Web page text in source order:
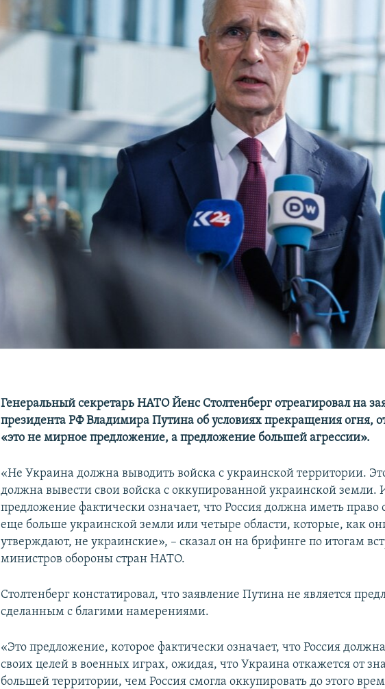
Генеральный секретарь НАТО Йенс Столтенберг отреагировал на
президента РФ Владимира Путина об условиях прекращения огня,
«это не мирное предложение, а предложение большей агрессии».
«Не Украина должна выводить войска с украинской территории.
должна вывести свои войска с оккупированной украинской земли.
предложение фактически означает, что Россия должна иметь право
еще больше украинской земли или четыре области, которые, как
утверждают, не украинские», – сказал он на брифинге по итогам
министров обороны стран НАТО.
Столтенберг констатировал, что заявление Путина не является
сделанным с благими намерениями.
«Это предложение, которое фактически означает, что Россия
своих целей в военных играх, ожидая, что Украина откажется от
большей территории, чем Россия смогла оккупировать до этого